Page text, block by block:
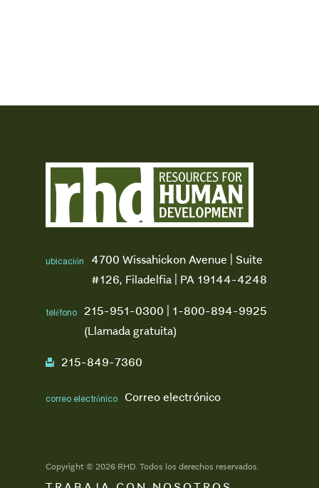
ubicación
4700 Wissahickon Avenue | Suite
#126, Filadelfia | PA 19144-4248
teléfono
215-951-0300 | 1-800-894-9925
(Llamada gratuita)
fax 215-849-7360
correo electrónico Correo electrónico
Copyright © 2026 RHD. Todos los derechos reservados.